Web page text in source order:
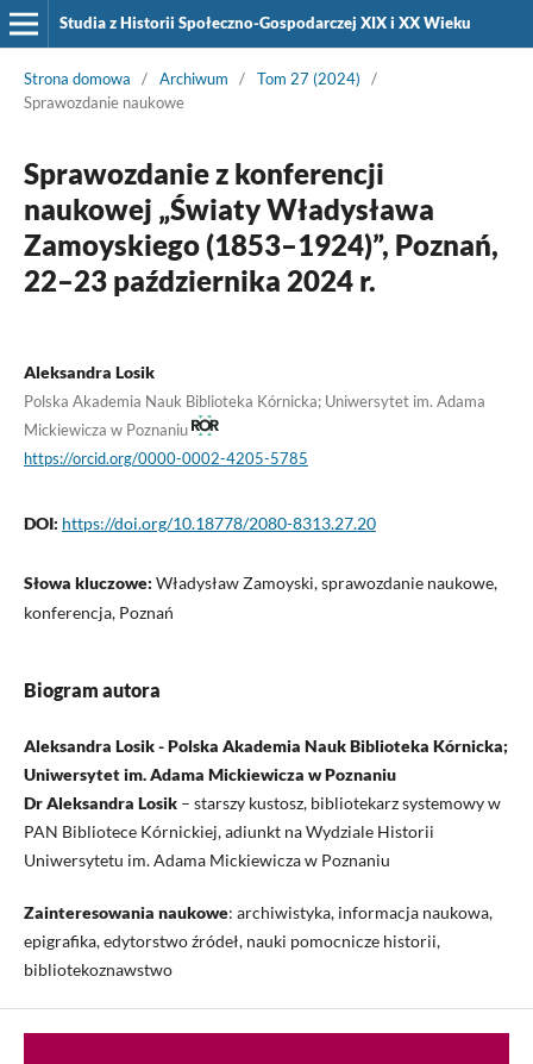
Studia z Historii Społeczno-Gospodarczej XIX i XX Wieku
Strona domowa / Archiwum / Tom 27 (2024)
/
Sprawozdanie naukowe
Sprawozdanie z konferencji
naukowej „Światy Władysława
Zamoyskiego (1853–1924)”, Poznań,
22–23 października 2024 r.
Aleksandra Losik
Polska Akademia Nauk Biblioteka Kórnicka; Uniwersytet im. Adama
Mickiewicza w Poznaniu
https://orcid.org/0000-0002-4205-5785
DOI: https://doi.org/10.18778/2080-8313.27.20
Słowa kluczowe: Władysław Zamoyski, sprawozdanie naukowe,
konferencja, Poznań
Biogram autora
Aleksandra Losik - Polska Akademia Nauk Biblioteka Kórnicka;
Uniwersytet im. Adama Mickiewicza w Poznaniu
Dr Aleksandra Losik– starszy kustosz, bibliotekarz systemowy w
PAN Bibliotece Kórnickiej, adiunkt na Wydziale Historii
Uniwersytetu im. Adama Mickiewicza w Poznaniu
Zainteresowania naukowe: archiwistyka, informacja naukowa,
epigrafika, edytorstwo źródeł, nauki pomocnicze historii,
bibliotekoznawstwo